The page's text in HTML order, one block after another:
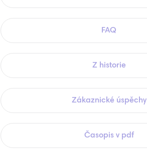
FAQ
Z historie
Zákaznické úspěchy
Časopis v pdf